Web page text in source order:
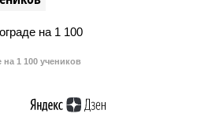
1 100 учеников